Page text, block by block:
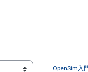
OpenSim入